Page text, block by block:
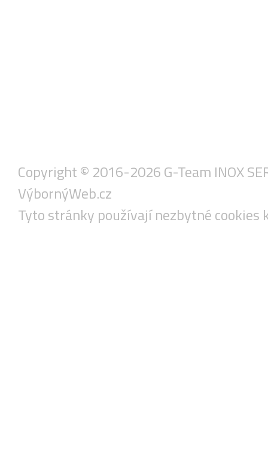
Copyright © 2016-2026 G-Team INOX
VýbornýWeb.cz
Tyto stránky používají nezbytné cookies